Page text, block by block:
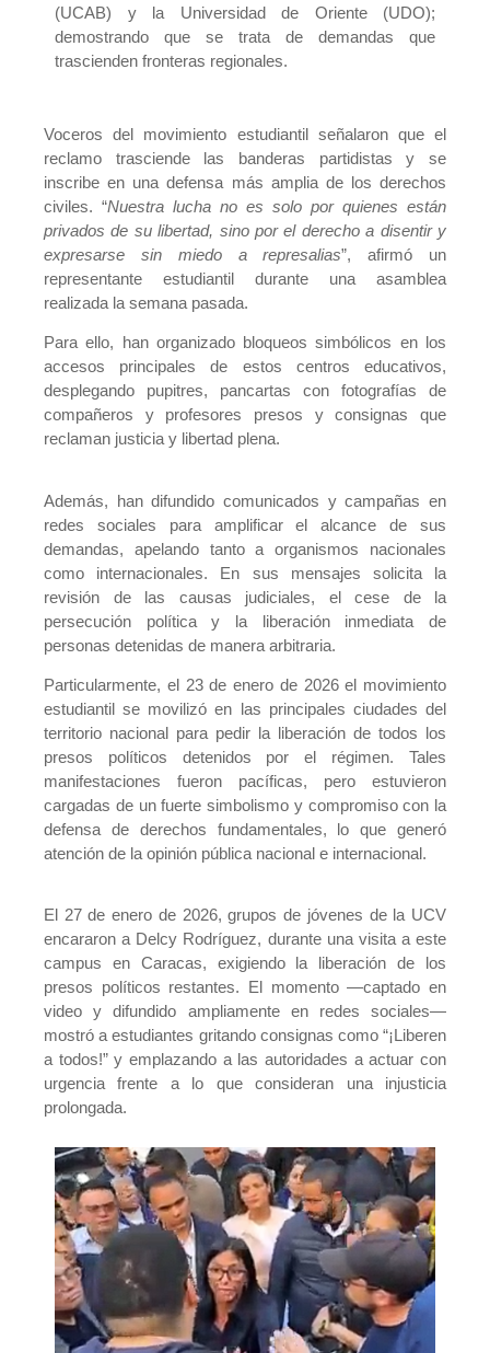
(UCAB) y la Universidad de Oriente (UDO);
demostrando que se trata de demandas que
trascienden fronteras regionales.
Voceros del movimiento estudiantil señalaron que el
reclamo trasciende las banderas partidistas y se
inscribe en una defensa más amplia de los derechos
civiles. “Nuestra lucha no es solo por quienes están
privados de su libertad, sino por el derecho a disentir y
expresarse sin miedo a represalias”, afirmó un
representante estudiantil durante una asamblea
realizada la semana pasada.
Para ello, han organizado bloqueos simbólicos en los
accesos principales de estos centros educativos,
desplegando pupitres, pancartas con fotografías de
compañeros y profesores presos y consignas que
reclaman justicia y libertad plena.
Además, han difundido comunicados y campañas en
redes sociales para amplificar el alcance de sus
demandas, apelando tanto a organismos nacionales
como internacionales. En sus mensajes solicita la
revisión de las causas judiciales, el cese de la
persecución política y la liberación inmediata de
personas detenidas de manera arbitraria.
Particularmente, el 23 de enero de 2026 el movimiento
estudiantil se movilizó en las principales ciudades del
territorio nacional para pedir la liberación de todos los
presos políticos detenidos por el régimen. Tales
manifestaciones fueron pacíficas, pero estuvieron
cargadas de un fuerte simbolismo y compromiso con la
defensa de derechos fundamentales, lo que generó
atención de la opinión pública nacional e internacional.
El 27 de enero de 2026, grupos de jóvenes de la UCV
encararon a Delcy Rodríguez, durante una visita a este
campus en Caracas, exigiendo la liberación de los
presos políticos restantes. El momento —captado en
video y difundido ampliamente en redes sociales—
mostró a estudiantes gritando consignas como “¡Liberen
a todos!” y emplazando a las autoridades a actuar con
urgencia frente a lo que consideran una injusticia
prolongada.